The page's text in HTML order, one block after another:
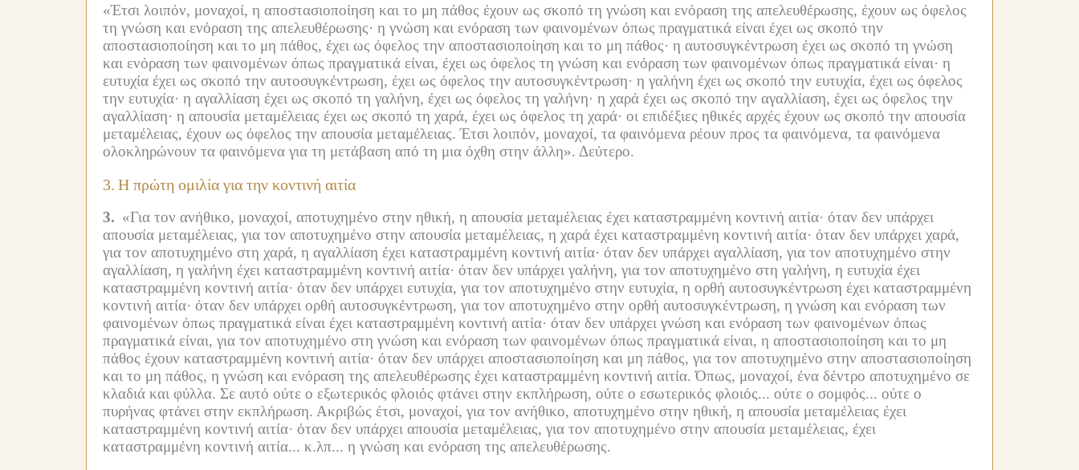
«Έτσι λοιπόν, μοναχοί, η αποστασιοποίηση και το μη πάθος έχουν ως σκοπό τη γνώση και ενόραση της απελευθέρωσης, έχουν ως όφελος
τη γνώση και ενόραση της απελευθέρωσης· η γνώση και ενόραση των φαινομένων όπως πραγματικά είναι έχει ως σκοπό την
αποστασιοποίηση και το μη πάθος, έχει ως όφελος την αποστασιοποίηση και το μη πάθος· η αυτοσυγκέντρωση έχει ως σκοπό τη γνώση
και ενόραση των φαινομένων όπως πραγματικά είναι, έχει ως όφελος τη γνώση και ενόραση των φαινομένων όπως πραγματικά είναι· η
ευτυχία έχει ως σκοπό την αυτοσυγκέντρωση, έχει ως όφελος την αυτοσυγκέντρωση· η γαλήνη έχει ως σκοπό την ευτυχία, έχει ως όφελος
την ευτυχία· η αγαλλίαση έχει ως σκοπό τη γαλήνη, έχει ως όφελος τη γαλήνη· η χαρά έχει ως σκοπό την αγαλλίαση, έχει ως όφελος την
αγαλλίαση· η απουσία μεταμέλειας έχει ως σκοπό τη χαρά, έχει ως όφελος τη χαρά· οι επιδέξιες ηθικές αρχές έχουν ως σκοπό την απουσία
μεταμέλειας, έχουν ως όφελος την απουσία μεταμέλειας. Έτσι λοιπόν, μοναχοί, τα φαινόμενα ρέουν προς τα φαινόμενα, τα φαινόμενα
ολοκληρώνουν τα φαινόμενα για τη μετάβαση από τη μια όχθη στην άλλη». Δεύτερο.
3. Η πρώτη ομιλία για την κοντινή αιτία
3. «Για τον ανήθικο, μοναχοί, αποτυχημένο στην ηθική, η απουσία μεταμέλειας έχει καταστραμμένη κοντινή αιτία· όταν δεν υπάρχει
απουσία μεταμέλειας, για τον αποτυχημένο στην απουσία μεταμέλειας, η χαρά έχει καταστραμμένη κοντινή αιτία· όταν δεν υπάρχει χαρά,
για τον αποτυχημένο στη χαρά, η αγαλλίαση έχει καταστραμμένη κοντινή αιτία· όταν δεν υπάρχει αγαλλίαση, για τον αποτυχημένο στην
αγαλλίαση, η γαλήνη έχει καταστραμμένη κοντινή αιτία· όταν δεν υπάρχει γαλήνη, για τον αποτυχημένο στη γαλήνη, η ευτυχία έχει
καταστραμμένη κοντινή αιτία· όταν δεν υπάρχει ευτυχία, για τον αποτυχημένο στην ευτυχία, η ορθή αυτοσυγκέντρωση έχει καταστραμμένη
κοντινή αιτία· όταν δεν υπάρχει ορθή αυτοσυγκέντρωση, για τον αποτυχημένο στην ορθή αυτοσυγκέντρωση, η γνώση και ενόραση των
φαινομένων όπως πραγματικά είναι έχει καταστραμμένη κοντινή αιτία· όταν δεν υπάρχει γνώση και ενόραση των φαινομένων όπως
πραγματικά είναι, για τον αποτυχημένο στη γνώση και ενόραση των φαινομένων όπως πραγματικά είναι, η αποστασιοποίηση και το μη
πάθος έχουν καταστραμμένη κοντινή αιτία· όταν δεν υπάρχει αποστασιοποίηση και μη πάθος, για τον αποτυχημένο στην αποστασιοποίηση
και το μη πάθος, η γνώση και ενόραση της απελευθέρωσης έχει καταστραμμένη κοντινή αιτία. Όπως, μοναχοί, ένα δέντρο αποτυχημένο σε
κλαδιά και φύλλα. Σε αυτό ούτε ο εξωτερικός φλοιός φτάνει στην εκπλήρωση, ούτε ο εσωτερικός φλοιός... ούτε ο σομφός... ούτε ο
πυρήνας φτάνει στην εκπλήρωση. Ακριβώς έτσι, μοναχοί, για τον ανήθικο, αποτυχημένο στην ηθική, η απουσία μεταμέλειας έχει
καταστραμμένη κοντινή αιτία· όταν δεν υπάρχει απουσία μεταμέλειας, για τον αποτυχημένο στην απουσία μεταμέλειας, έχει
καταστραμμένη κοντινή αιτία... κ.λπ... η γνώση και ενόραση της απελευθέρωσης.